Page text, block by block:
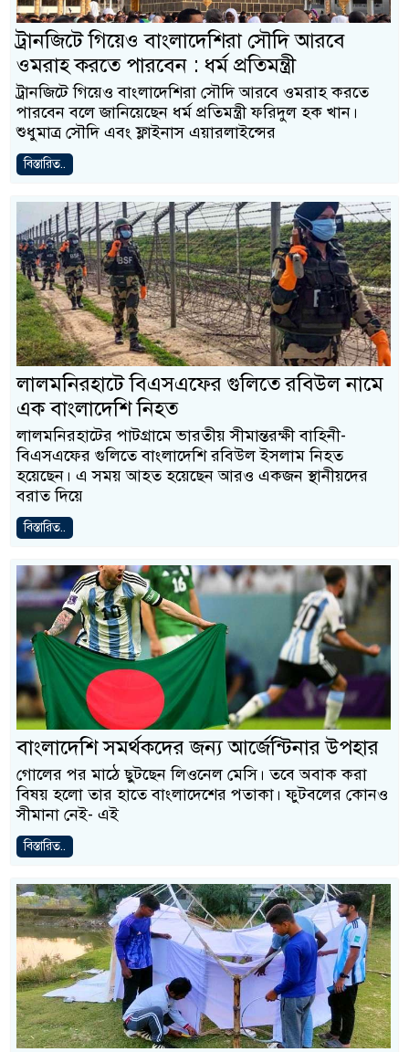
ট্রানজিটে গিয়েও বাংলাদেশিরা সৌদি আরবে
ওমরাহ করতে পারবেন : ধর্ম প্রতিমন্ত্রী
ট্রানজিটে গিয়েও বাংলাদেশিরা সৌদি আরবে ওমরাহ করতে
পারবেন বলে জানিয়েছেন ধর্ম প্রতিমন্ত্রী ফরিদুল হক খান।
শুধুমাত্র সৌদি এবং ফ্লাইনাস এয়ারলাইন্সের
বিস্তারিত..
লালমনিরহাটে বিএসএফের গুলিতে রবিউল নামে
এক বাংলাদেশি নিহত
লালমনিরহাটের পাটগ্রামে ভারতীয় সীমান্তরক্ষী বাহিনী-
বিএসএফের গুলিতে বাংলাদেশি রবিউল ইসলাম নিহত
হয়েছেন। এ সময় আহত হয়েছেন আরও একজন স্থানীয়দের
বরাত দিয়ে
বিস্তারিত..
বাংলাদেশি সমর্থকদের জন্য আর্জেন্টিনার উপহার
গোলের পর মাঠে ছুটছেন লিওনেল মেসি। তবে অবাক করা
বিষয় হলো তার হাতে বাংলাদেশের পতাকা। ফুটবলের কোনও
সীমানা নেই- এই
বিস্তারিত..